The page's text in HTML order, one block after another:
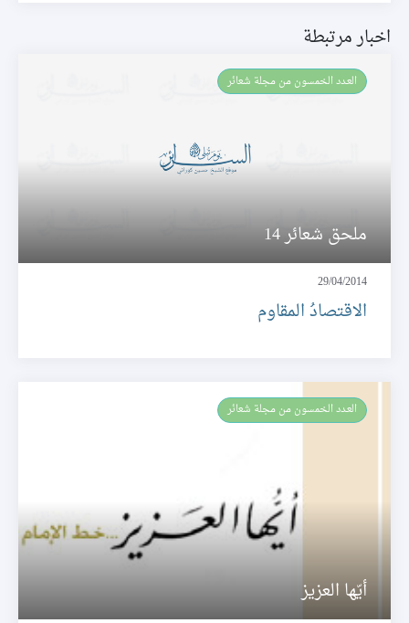
اخبار مرتبطة
العـدد الخمسون من مجلة شعائر
ملحق شعائر 14
29/04/2014
الاقتصادُ المقاوم
العـدد الخمسون من مجلة شعائر
أيّها العزيز